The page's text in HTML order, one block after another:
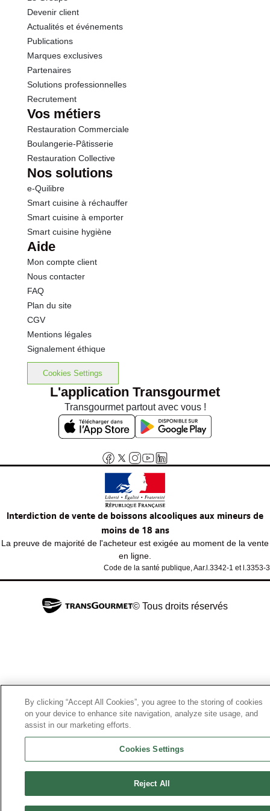
Sel
Devenir client
Actualités et événements
Publications
Marques exclusives
Partenaires
Solutions professionnelles
Recrutement
Vos métiers
Restauration Commerciale
Boulangerie-Pâtisserie
Restauration Collective
Nos solutions
e-Quilibre
Smart cuisine à réchauffer
Smart cuisine à emporter
Smart cuisine hygiène
Aide
Mon compte client
Nous contacter
FAQ
Plan du site
CGV
Mentions légales
Signalement éthique
Cookies Settings
L'application Transgourmet
Transgourmet partout avec vous !
Interdiction de vente de boissons alcooliques aux mineurs de
moins de 18 ans
La preuve de majorité de l'acheteur est exigée au moment de la vente
en ligne.
Code de la santé publique, Aar.l.3342-1 et l.3353-3
© Tous droits réservés
By clicking “Accept All Cookies”, you agree to the storing of cookies
on your device to enhance site navigation, analyze site usage, and
assist in our marketing efforts.
Cookies Settings
Reject All